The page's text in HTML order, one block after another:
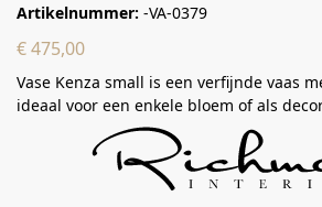
Artikelnummer: -VA-0379
€475,00
Vase Kenza small is een verfijnde vaas
ideaal voor een enkele bloem of als